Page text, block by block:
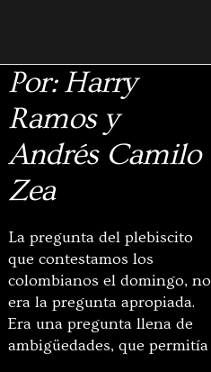
Por: Harry
Ramos y
Andrés Camilo
Zea
La pregunta del plebiscito
que contestamos los
colombianos el domingo, no
era la pregunta apropiada.
Era una pregunta llena de
ambigüedades, que permitía